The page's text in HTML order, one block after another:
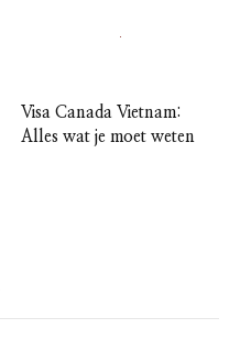
Visa Canada Vietnam:
Alles wat je moet weten